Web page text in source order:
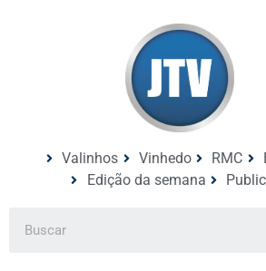
Valinhos Vinhedo RMC
Edição da semana